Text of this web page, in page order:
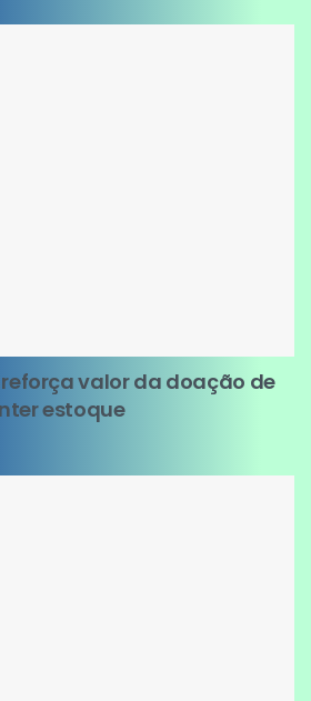
valor da doação de
estoque